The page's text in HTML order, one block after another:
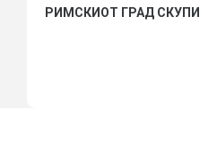
РИМСКИОТ ГРАД СКУПИ